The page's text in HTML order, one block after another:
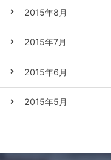
2015年8月
2015年7月
2015年6月
2015年5月